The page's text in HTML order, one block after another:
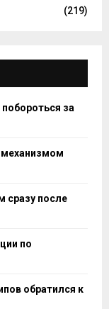
(219)
за
сразу после
по
обратился к